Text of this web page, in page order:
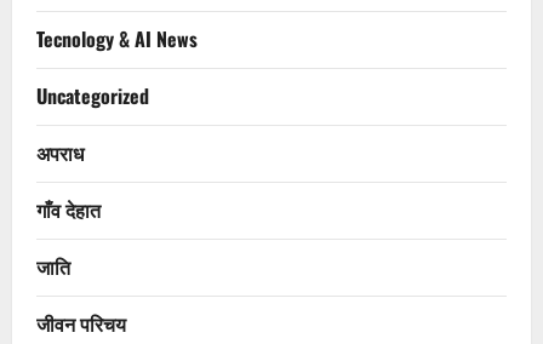
Tecnology & AI News
Uncategorized
अपराध
गाँव देहात
जाति
जीवन परिचय